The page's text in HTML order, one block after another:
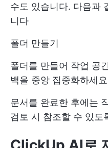
수도 있습니다. 다음과
니다
폴더 만들기
폴더를 만들어 작업 공
백을 중앙 집중화하세
문서를 완료한 후에는
검토 시 참조할 수 있도